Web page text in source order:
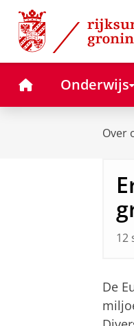
Skip
Content
Skip
Navigation
HomeOnderwijs
Over
12
De